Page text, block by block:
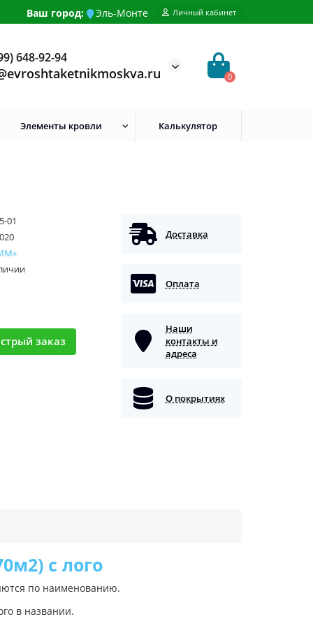
Ваш город: Эль-Монте Личный кабинет
648-92-94
0
Элементы кровли Калькулятор
01
заказ
Доставка
Оплата
Наши
контакты и
адреса
О покрытиях
с лого
по наименованию.
в названии.